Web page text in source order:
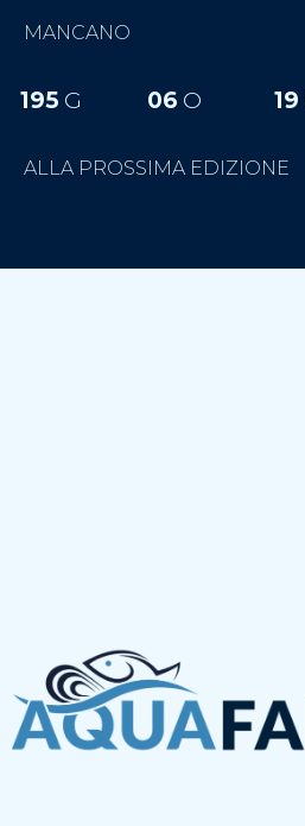
MANCANO
195 G 06 O 19
ALLA PROSSIMA EDIZIONE